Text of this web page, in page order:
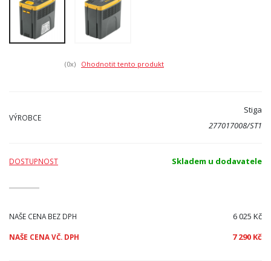
(0x) Ohodnotit tento produkt
VÝROBCE
Stiga
277017008/ST1
DOSTUPNOST Skladem u dodavatele
NAŠE CENA BEZ DPH 6 025 Kč
NAŠE CENA VČ. DPH 7 290 Kč